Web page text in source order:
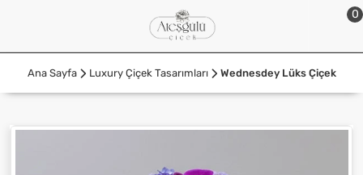
0
Ana Sayfa Luxury Çiçek Tasarımları Wednesdey Lüks Çiçek